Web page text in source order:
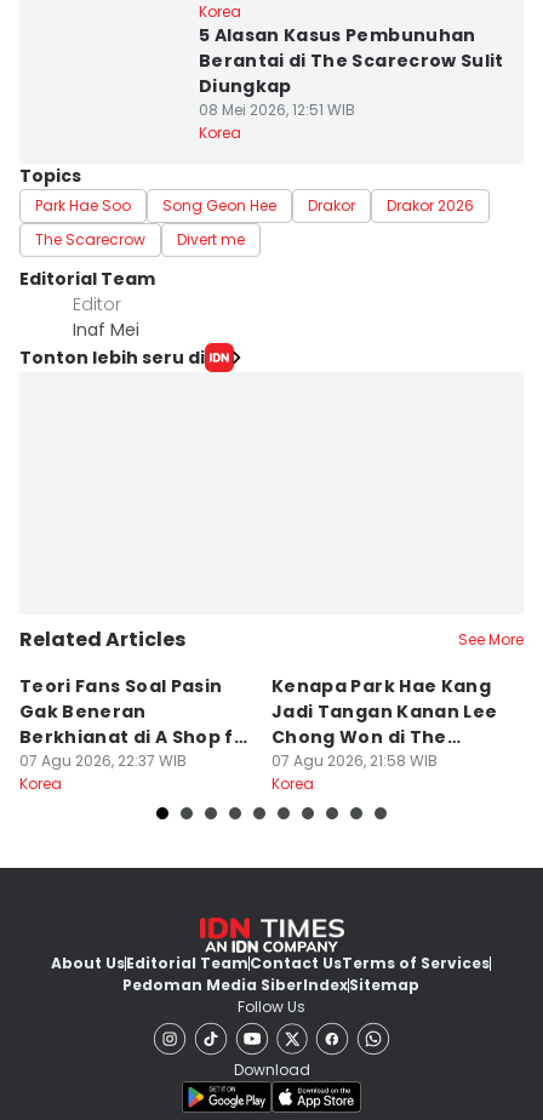
Korea
5 Alasan Kasus Pembunuhan
Berantai di The Scarecrow Sulit
Diungkap
08 Mei 2026, 12:51 WIB
Korea
Topics
Park Hae Soo Song Geon Hee Drakor
Drakor 2026
The Scarecrow
Divert me
Editorial Team
Editor
Inaf Mei
Tonton lebih seru di
Related Articles See More
Teori Fans Soal Pasin
Gak Beneran
Berkhianat di A Shop for
Killers 2
07 Agu 2026, 22:37 WIB
Korea
Kenapa Park Hae Kang
Jadi Tangan Kanan Lee
Chong Won di The
Apartment Job?
07 Agu 2026, 21:58 WIB
Korea
About UsEditorial TeamContact UsTerms of Services
Pedoman Media SiberIndexSitemap
Follow Us
Download